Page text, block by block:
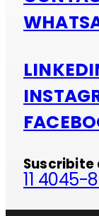
11 4045-